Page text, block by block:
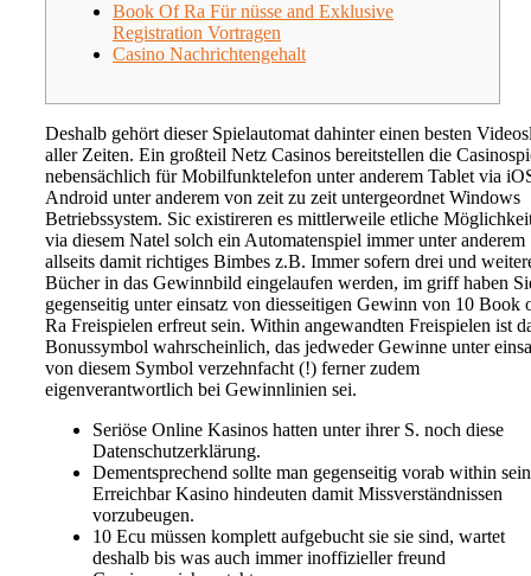
Book Of Ra Für nüsse and Exklusive
Registration Vortragen
Casino Nachrichtengehalt
Deshalb gehört dieser Spielautomat dahinter einen besten
aller Zeiten. Ein großteil Netz Casinos bereitstellen die
nebensächlich für Mobilfunktelefon unter anderem Tablet via
Android unter anderem von zeit zu zeit untergeordnet Windows
Betriebssystem. Sic existireren es mittlerweile etliche
via diesem Natel solch ein Automatenspiel immer unter anderem
allseits damit richtiges Bimbes z.B. Immer sofern drei und
Bücher in das Gewinnbild eingelaufen werden, im griff haben
gegenseitig unter einsatz von diesseitigen Gewinn von 10 Book
Ra Freispielen erfreut sein. Within angewandten Freispielen ist
Bonussymbol wahrscheinlich, das jedweder Gewinne unter
von diesem Symbol verzehnfacht (!) ferner zudem
eigenverantwortlich bei Gewinnlinien sei.
Seriöse Online Kasinos hatten unter ihrer S. noch diese
Datenschutzerklärung.
Dementsprechend sollte man gegenseitig vorab within
Erreichbar Kasino hindeuten damit Missverständnissen
vorzubeugen.
10 Ecu müssen komplett aufgebucht sie sie sind, wartet
deshalb bis was auch immer inoffizieller freund